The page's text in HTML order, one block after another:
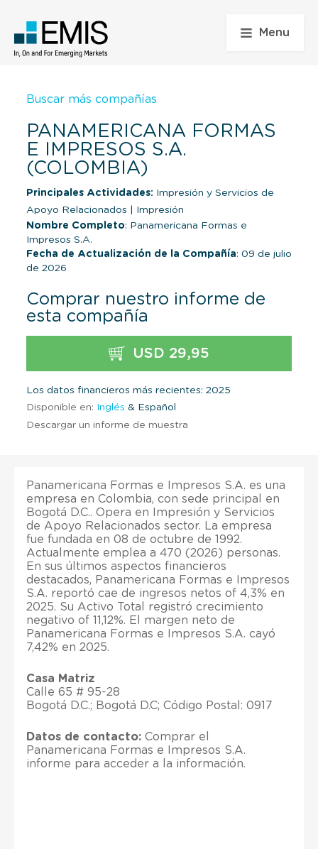
Menu
Buscar más compañías
PANAMERICANA FORMAS
E IMPRESOS S.A.
(COLOMBIA)
Principales Actividades: Impresión y Servicios de
Apoyo Relacionados
Impresión
Nombre Completo: Panamericana Formas e
Impresos S.A.
Fecha de Actualización de la Compañía: 09 de julio
de 2026
Comprar nuestro informe de
esta compañía
USD 29,95
Los datos financieros más recientes: 2025
Disponible en: Inglés & Español
Descargar un informe de muestra
Panamericana Formas e Impresos S.A. es una
empresa en Colombia, con sede principal en
Bogotá D.C.. Opera en Impresión y Servicios
de Apoyo Relacionados sector. La empresa
fue fundada en 08 de octubre de 1992.
Actualmente emplea a 470 (2026) personas.
En sus últimos aspectos financieros
destacados, Panamericana Formas e Impresos
S.A. reportó cae de ingresos netos of 4,3% en
2025. Su Activo Total registró crecimiento
negativo of 11,12%. El margen neto de
Panamericana Formas e Impresos S.A. cayó
7,42% en 2025.
Casa Matriz
Calle 65 # 95-28
Bogotá D.C.; Bogotá D.C; Código Postal: 0917
Datos de contacto: Comprar el
Panamericana Formas e Impresos S.A.
informe para acceder a la información.